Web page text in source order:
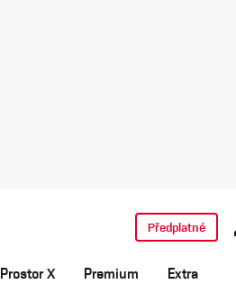
Prostor X Premium Extra
Předplatné